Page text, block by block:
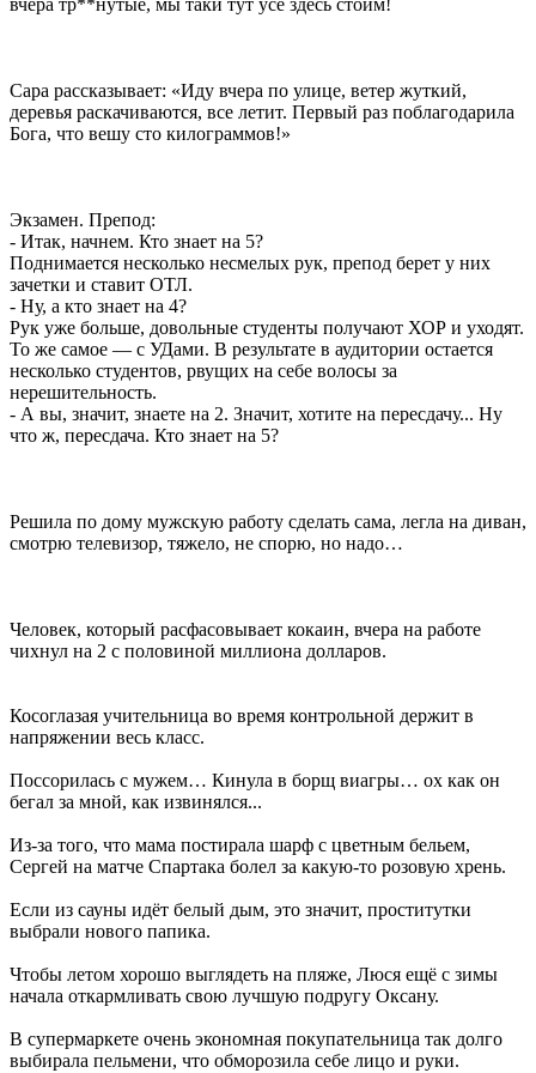
вчера тр**нутые, мы таки тут усе здесь стоим!
Сара рассказывает: «Иду вчера по улице, ветер жуткий,
деревья раскачиваются, все летит. Первый раз поблагодарила
Бога, что вешу сто килограммов!»
Экзамен. Препод:
- Итак, начнем. Кто знает на 5?
Поднимается несколько несмелых рук, препод берет у них
зачетки и ставит ОТЛ.
- Ну, а кто знает на 4?
Рук уже больше, довольные студенты получают ХОР и уходят.
То же самое — с УДами. В результате в аудитории остается
несколько студентов, рвущих на себе волосы за
нерешительность.
- А вы, значит, знаете на 2. Значит, хотите на пересдачу... Ну
что ж, пересдача. Кто знает на 5?
Решила по дому мужскую работу сделать сама, легла на диван,
смотрю телевизор, тяжело, не спорю, но надо…
Человек, который расфасовывает кокаин, вчера на работе
чихнул на 2 с половиной миллиона долларов.
Косоглазая учительница во время контрольной держит в
напряжении весь класс.
Поссорилась с мужем… Кинула в борщ виагры… ох как он
бегал за мной, как извинялся...
Из-за того, что мама постирала шарф с цветным бельем,
Сергей на матче Спартака болел за какую-то розовую хрень.
Если из сауны идёт белый дым, это значит, проститутки
выбрали нового папика.
Чтобы летом хорошо выглядеть на пляже, Люся ещё с зимы
начала откармливать свою лучшую подругу Оксану.
В супермаркете очень экономная покупательница так долго
выбирала пельмени, что обморозила себе лицо и руки.